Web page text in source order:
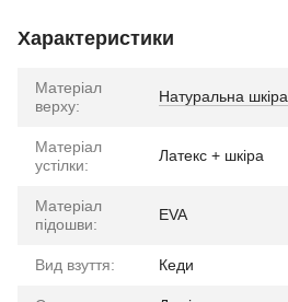
Характеристики
Матеріал
верху:
Натуральна шкіра
Матеріал
устілки:
Латекс + шкіра
Матеріал
підошви:
EVA
Вид взуття: Кеди